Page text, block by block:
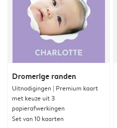
Dromerige randen
Uitnodigingen | Premium kaart
met keuze uit 3
papierafwerkingen
Set van 10 kaarten